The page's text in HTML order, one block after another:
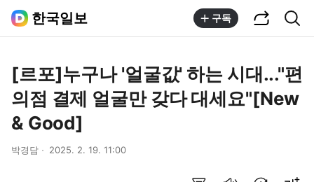
한국일보 구독
[르포]누구나 '얼굴값' 하는 시대..."편
의점 결제 얼굴만 갖다 대세요"[New
& Good]
박경담 2025. 2. 19. 11:00